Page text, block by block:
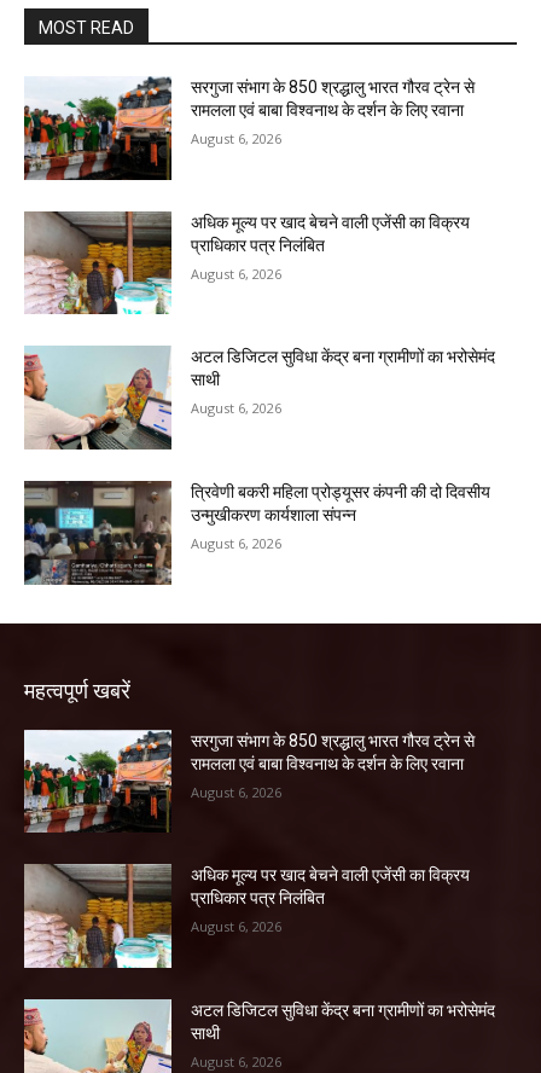
MOST READ
सरगुजा संभाग के 850 श्रद्धालु भारत गौरव ट्रेन से
रामलला एवं बाबा विश्वनाथ के दर्शन के लिए रवाना
August 6, 2026
अधिक मूल्य पर खाद बेचने वाली एजेंसी का विक्रय
प्राधिकार पत्र निलंबित
August 6, 2026
अटल डिजिटल सुविधा केंद्र बना ग्रामीणों का भरोसेमंद
साथी
August 6, 2026
त्रिवेणी बकरी महिला प्रोड्यूसर कंपनी की दो दिवसीय
उन्मुखीकरण कार्यशाला संपन्न
August 6, 2026
महत्वपूर्ण खबरें
सरगुजा संभाग के 850 श्रद्धालु भारत गौरव ट्रेन से
रामलला एवं बाबा विश्वनाथ के दर्शन के लिए रवाना
August 6, 2026
अधिक मूल्य पर खाद बेचने वाली एजेंसी का विक्रय
प्राधिकार पत्र निलंबित
August 6, 2026
अटल डिजिटल सुविधा केंद्र बना ग्रामीणों का भरोसेमंद
साथी
August 6, 2026